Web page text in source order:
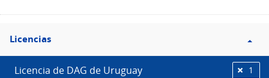
Filtro
Licencias
Licencias
Licencia de DAG de Uruguay 1